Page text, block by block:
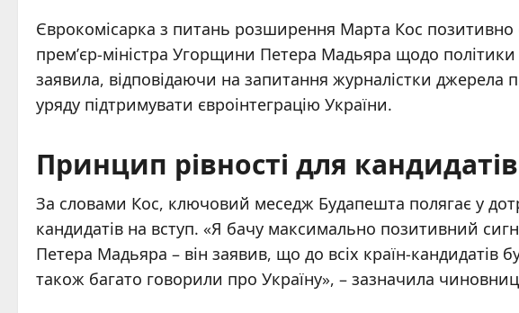
Єврокомісарка з питань розширення Марта Кос позитивно
прем’єр-міністра Угорщини Петера Мадьяра щодо
заявила, відповідаючи на запитання журналістки джерела
уряду підтримувати євроінтеграцію України.
Принцип рівності для кандидатів
За словами Кос, ключовий меседж Будапешта полягає у
кандидатів на вступ. «Я бачу максимально позитивний
Петера Мадьяра – він заявив, що до всіх країн-кандидатів
також багато говорили про Україну», – зазначила